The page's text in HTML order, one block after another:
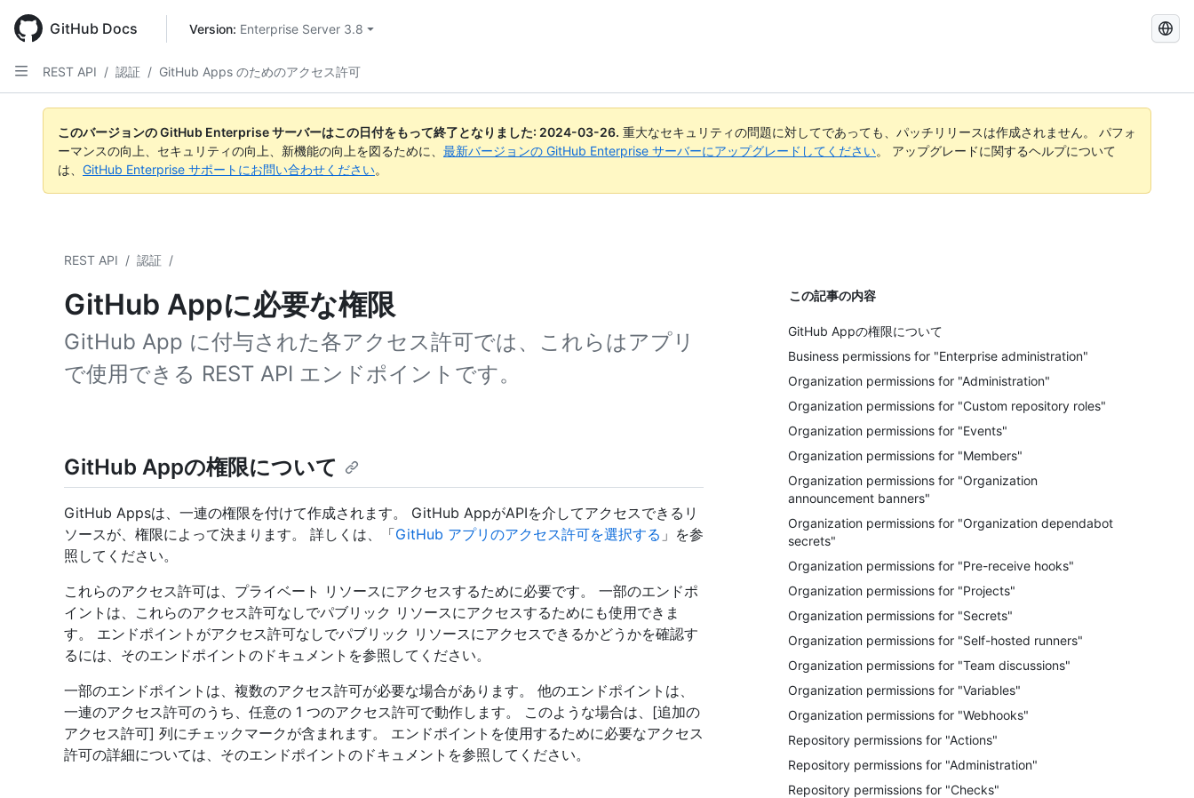
main
content
GitHub Docs Version: Enterprise Server 3.8
GitHub
検
索
REST API / 認証 / GitHub Apps のためのアクセス許可
このバージョンの GitHub Enterprise サーバーはこの日付をもって終了となりました: 2024-03-26. 重大なセキュリティの問題に対してであっても、パッチリリースは作成されません。 パフォ
ーマンスの向上、セキュリティの向上、新機能の向上を図るために、 最新バージョンの GitHub Enterprise サーバーにアップグレードしてください。 アップグレードに関するヘルプについて
は、 GitHub Enterprise サポートにお問い合わせください。
REST API / 認証 /
GitHub Appに必要な権限
GitHub App に付与された各アクセス許可では、これらはアプリ
で使用できる REST API エンドポイントです。
この記事の内容
GitHub Appの権限について
Business permissions for "Enterprise administration"
Organization permissions for "Administration"
Organization permissions for "Custom repository roles"
Organization permissions for "Events"
Organization permissions for "Members"
Organization permissions for "Organization
announcement banners"
Organization permissions for "Organization dependabot
secrets"
Organization permissions for "Pre-receive hooks"
Organization permissions for "Projects"
Organization permissions for "Secrets"
Organization permissions for "Self-hosted runners"
Organization permissions for "Team discussions"
Organization permissions for "Variables"
Organization permissions for "Webhooks"
Repository permissions for "Actions"
Repository permissions for "Administration"
Repository permissions for "Checks"
GitHub Appの権限について
GitHub Appsは、一連の権限を付けて作成されます。 GitHub AppがAPIを介してアクセスできるリ
ソースが、権限によって決まります。 詳しくは、「GitHub アプリのアクセス許可を選択する 」を参
照してください。
これらのアクセス許可は、プライベート リソースにアクセスするために必要です。 一部のエンドポ
イントは、これらのアクセス許可なしでパブリック リソースにアクセスするためにも使用できま
す。 エンドポイントがアクセス許可なしでパブリック リソースにアクセスできるかどうかを確認す
るには、そのエンドポイントのドキュメントを参照してください。
一部のエンドポイントは、複数のアクセス許可が必要な場合があります。 他のエンドポイントは、
一連のアクセス許可のうち、任意の 1 つのアクセス許可で動作します。 このような場合は、[追加の
アクセス許可] 列にチェックマークが含まれます。 エンドポイントを使用するために必要なアクセス
許可の詳細については、そのエンドポイントのドキュメントを参照してください。